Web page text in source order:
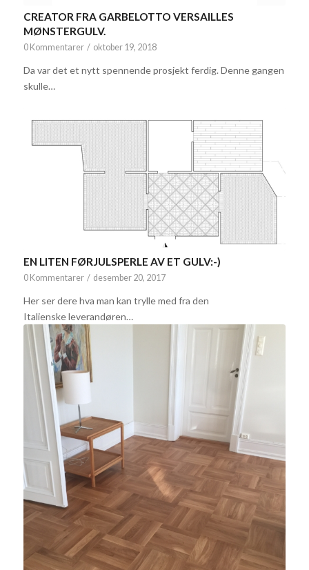
CREATOR FRA GARBELOTTO VERSAILLES
MØNSTERGULV.
0 Kommentarer / oktober 19, 2018
Da var det et nytt spennende prosjekt ferdig. Denne gangen
skulle…
EN LITEN FØRJULSPERLE AV ET GULV:-)
0 Kommentarer / desember 20, 2017
Her ser dere hva man kan trylle med fra den
Italienske leverandøren…